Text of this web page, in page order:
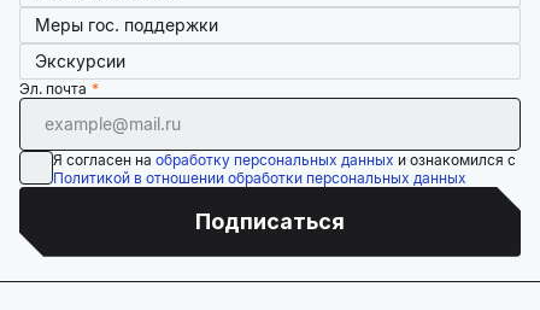
Меры гос. поддержки
Экскурсии
Эл. почта
Я согласен на обработку персональных данных и ознакомился с
Политикой в отношении обработки персональных данных
Подписаться